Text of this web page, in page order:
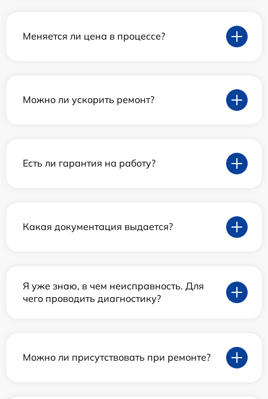
Меняется ли цена в процессе?
Можно ли ускорить ремонт?
Есть ли гарантия на работу?
Какая документация выдается?
Я уже знаю, в чем неисправность. Для
чего проводить диагностику?
Можно ли присутствовать при ремонте?